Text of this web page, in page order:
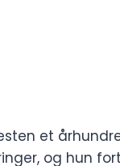
et
og hun